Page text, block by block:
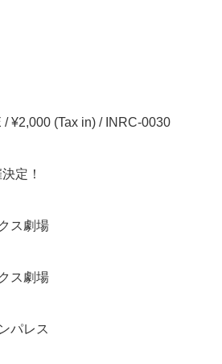
¥2,000 (Tax in) / INRC-0030
定！
ス劇場
ス劇場
パレス